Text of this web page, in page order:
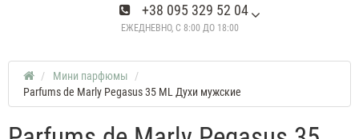
+38 095 329 52 04
ЕЖЕДНЕВНО, С 8:00 ДО 18:00
Мини парфюмы
Parfums de Marly Pegasus 35 ML Духи мужские